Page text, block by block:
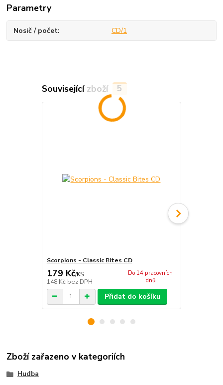
Parametry
Nosič / počet CD/1
Související zboží 5
Scorpions - Classic Bites CD
179 Kč/KS
148 Kč bez DPH
Do 14 pracovních
dnů
Přidat do košíku
Zboží zařazeno v kategoriích
Hudba